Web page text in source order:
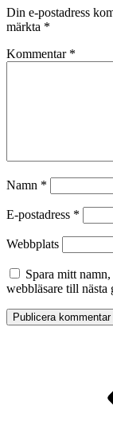
Din e-postadress
märkta *
Kommentar *
Namn *
E-postadress *
Webbplats
Spara mitt
webbläsare till nästa